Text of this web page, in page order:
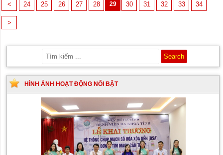
< 24 25 26 27 28 29 30 31 32 33 34
>
HÌNH ẢNH HOẠT ĐỘNG NỔI BẬT